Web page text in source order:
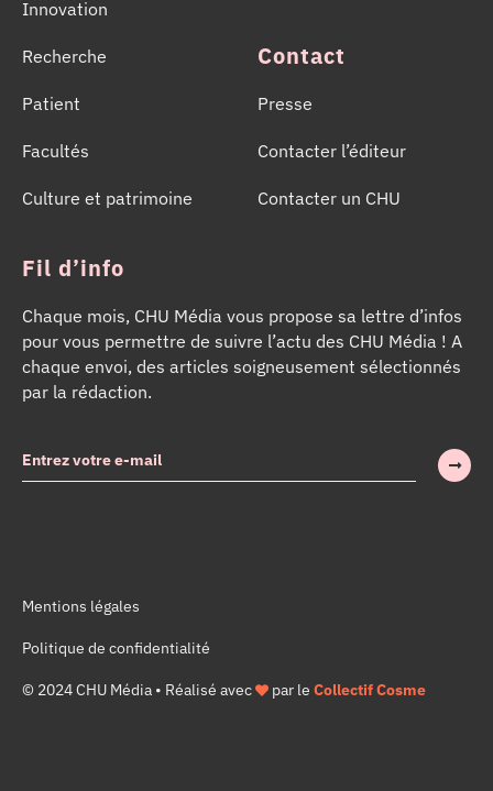
Innovation
Recherche
Patient
Facultés
Culture et patrimoine
Contact
Presse
Contacter l’éditeur
Contacter un CHU
Fil d’info
Chaque mois, CHU Média vous propose sa lettre d’infos
pour vous permettre de suivre l’actu des CHU Média ! A
chaque envoi, des articles soigneusement sélectionnés
par la rédaction.
Mentions légales
Politique de confidentialité
© 2024 CHU Média • Réalisé avec par le Collectif Cosme